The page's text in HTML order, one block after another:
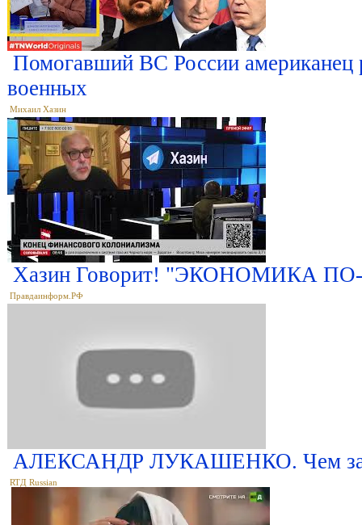
Помогавший ВС России американец
военных
Михаил Хазин
Хазин Говорит! "ЭКОНОМИКА ПО-
Правдаинформ.РФ
АЛЕКСАНДР ЛУКАШЕНКО. Чем
RTД Russian